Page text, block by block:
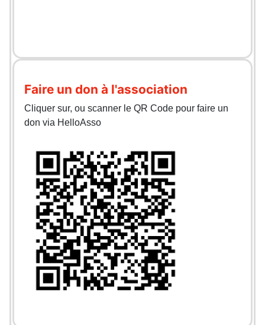
Faire un don à l'association
Cliquer sur, ou scanner le QR Code pour faire un
don via HelloAsso